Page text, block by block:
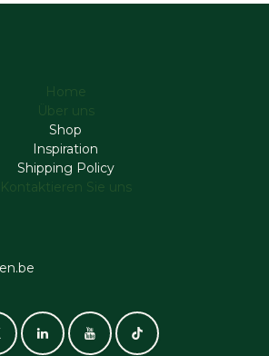
Home
Über uns
Shop
Inspiration
Shipping Policy
Kontaktieren Sie uns